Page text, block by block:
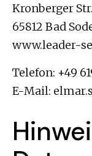
Kronberger
65812 Bad
www.leader-
Telefon: +49
E-Mail: